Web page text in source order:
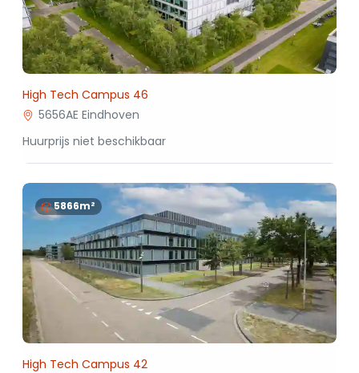
High Tech Campus 46
5656AE Eindhoven
Huurprijs niet beschikbaar
5866m²
High Tech Campus 42